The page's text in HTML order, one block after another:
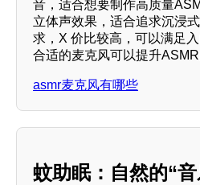
音，适合想要制作高质量
立体声效果，适合追求沉浸
求，X 价比较高，可以满足
合适的麦克风可以提升
asmr麦克风有哪些
蚊助眠：自然的“